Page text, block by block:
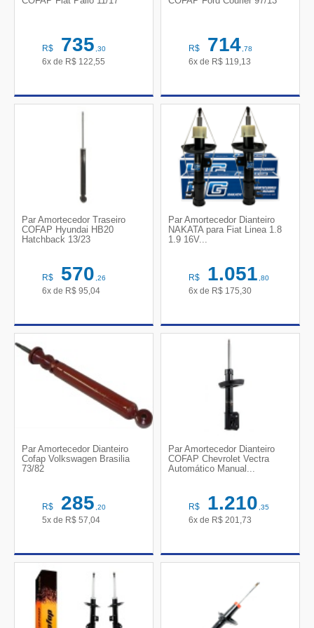
R$ 735,30
6x de R$ 122,55
R$ 714,78
6x de R$ 119,13
Par Amortecedor Traseiro
COFAP Hyundai HB20
Hatchback 13/23
R$ 570,26
6x de R$ 95,04
Par Amortecedor Dianteiro
NAKATA para Fiat Linea 1.8
1.9 16V...
R$ 1.051,80
6x de R$ 175,30
Par Amortecedor Dianteiro
Cofap Volkswagen Brasilia
73/82
R$ 285,20
5x de R$ 57,04
Par Amortecedor Dianteiro
COFAP Chevrolet Vectra
Automático Manual...
R$ 1.210,35
6x de R$ 201,73